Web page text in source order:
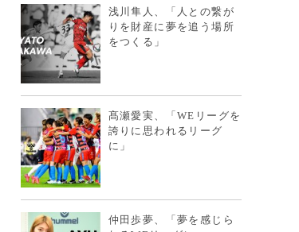
浅川隼人、「人との繋が
りを財産に夢を追う場所
をつくる」
髙瀬愛実、「WEリーグを
誇りに思われるリーグ
に」
仲田歩夢、「夢を感じら